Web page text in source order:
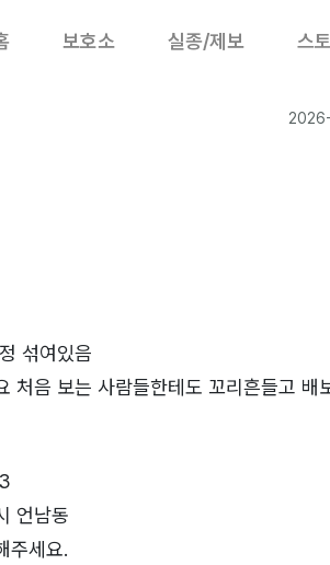
보호소 실종/제보 스
섞여있음
처음 보는 사람들한테도 꼬리흔들고 배
언남동
주세요.